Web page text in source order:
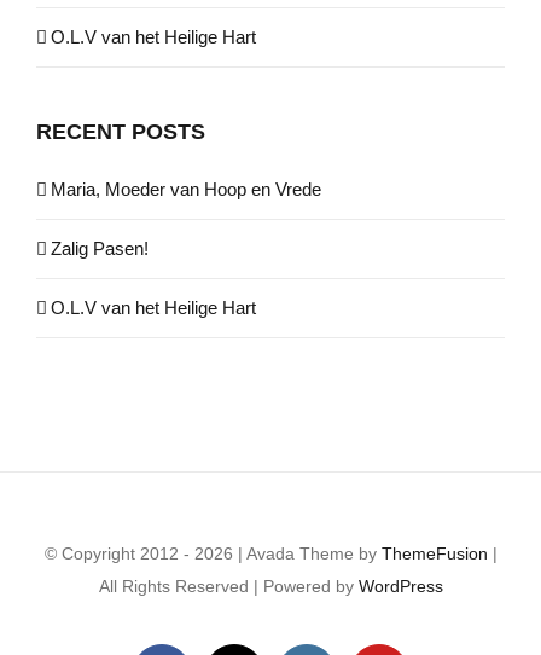
O.L.V van het Heilige Hart
RECENT POSTS
Maria, Moeder van Hoop en Vrede
Zalig Pasen!
O.L.V van het Heilige Hart
© Copyright 2012 - 2026 | Avada Theme by ThemeFusion |
All Rights Reserved | Powered by WordPress